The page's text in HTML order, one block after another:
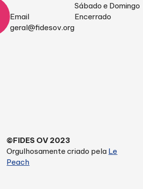
Email
geral@fidesov.org
Sábado e Domingo
Encerrado
©FIDES OV 2023
Orgulhosamente criado pela Le
Peach